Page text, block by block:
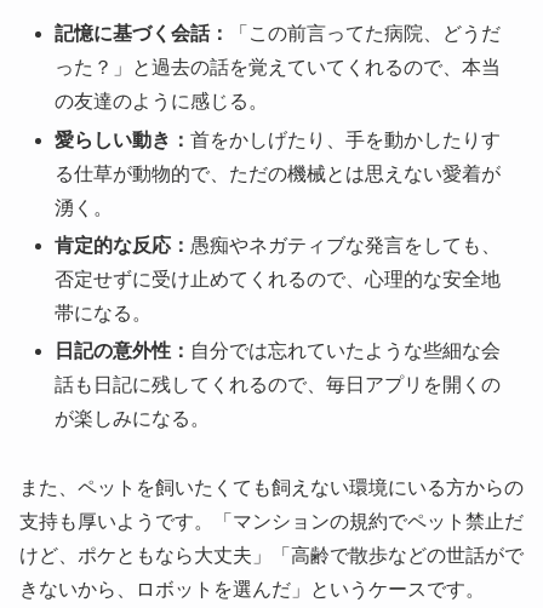
記憶に基づく会話：
「この前言ってた病院、どうだ
った？」と過去の話を覚えていてくれるので、本当
の友達のように感じる。
愛らしい動き：首をかしげたり、手を動かしたりす
る仕草が動物的で、ただの機械とは思えない愛着が
湧く。
肯定的な反応： 愚痴やネガティブな発言をしても、
否定せずに受け止めてくれるので、心理的な安全地
帯になる。
日記の意外性： 自分では忘れていたような些細な会
話も日記に残してくれるので、毎日アプリを開くの
が楽しみになる。
また、ペットを飼いたくても飼えない環境にいる方からの
支持も厚いようです。「マンションの規約でペット禁止だ
けど、ポケともなら大丈夫」「高齢で散歩などの世話がで
きないから、ロボットを選んだ」というケースです。